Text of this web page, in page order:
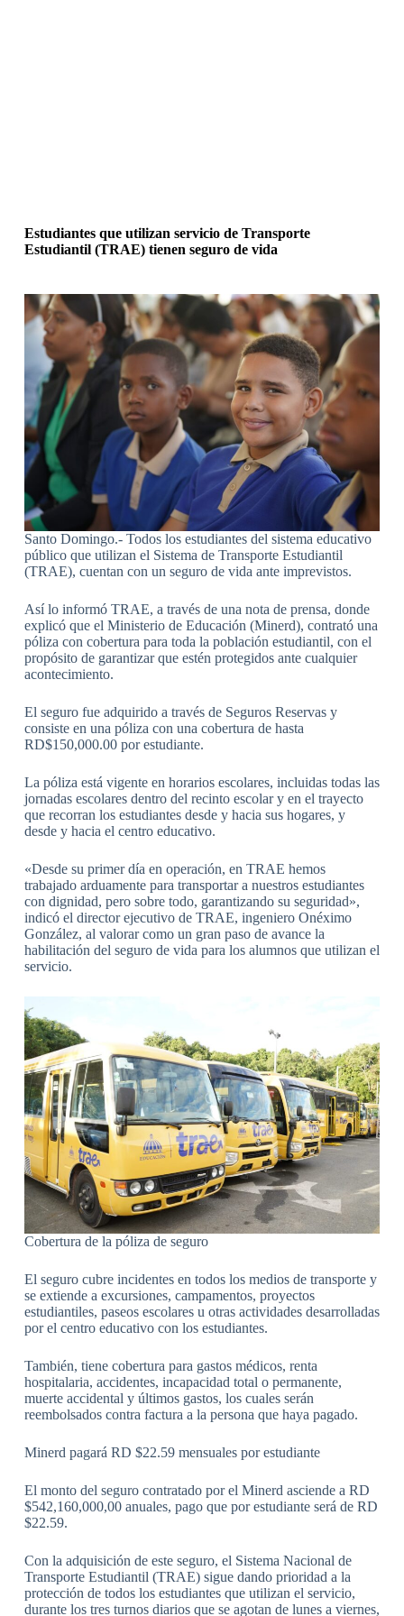
Estudiantes que utilizan servicio de Transporte
Estudiantil (TRAE) tienen seguro de vida
Santo Domingo.- Todos los estudiantes del sistema educativo
público que utilizan el Sistema de Transporte Estudiantil
(TRAE), cuentan con un seguro de vida ante imprevistos.
Así lo informó TRAE, a través de una nota de prensa, donde
explicó que el Ministerio de Educación (Minerd), contrató una
póliza con cobertura para toda la población estudiantil, con el
propósito de garantizar que estén protegidos ante cualquier
acontecimiento.
El seguro fue adquirido a través de Seguros Reservas y
consiste en una póliza con una cobertura de hasta
RD$150,000.00 por estudiante.
La póliza está vigente en horarios escolares, incluidas todas las
jornadas escolares dentro del recinto escolar y en el trayecto
que recorran los estudiantes desde y hacia sus hogares, y
desde y hacia el centro educativo.
«Desde su primer día en operación, en TRAE hemos
trabajado arduamente para transportar a nuestros estudiantes
con dignidad, pero sobre todo, garantizando su seguridad»,
indicó el director ejecutivo de TRAE, ingeniero Onéximo
González, al valorar como un gran paso de avance la
habilitación del seguro de vida para los alumnos que utilizan el
servicio.
Cobertura de la póliza de seguro
El seguro cubre incidentes en todos los medios de transporte y
se extiende a excursiones, campamentos, proyectos
estudiantiles, paseos escolares u otras actividades desarrolladas
por el centro educativo con los estudiantes.
También, tiene cobertura para gastos médicos, renta
hospitalaria, accidentes, incapacidad total o permanente,
muerte accidental y últimos gastos, los cuales serán
reembolsados contra factura a la persona que haya pagado.
Minerd pagará RD $22.59 mensuales por estudiante
El monto del seguro contratado por el Minerd asciende a RD
$542,160,000,00 anuales, pago que por estudiante será de RD
$22.59.
Con la adquisición de este seguro, el Sistema Nacional de
Transporte Estudiantil (TRAE) sigue dando prioridad a la
protección de todos los estudiantes que utilizan el servicio,
durante los tres turnos diarios que se agotan de lunes a viernes,